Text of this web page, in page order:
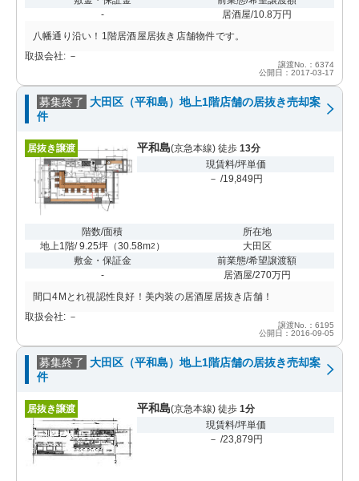
-
居酒屋/10.8万円
八幡通り沿い！1階居酒屋居抜き店舗物件です。
取扱会社: －
譲渡No.：6374
公開日：2017-03-17
募集終了
大田区（平和島）地上1階店舗の居抜き売却案
件
居抜き譲渡 平和島(京急本線) 徒歩 13分
現賃料/坪単価
－ /19,849円
階数/面積
地上1階/ 9.25坪（30.58m2 ）
所在地
大田区
敷金・保証金
-
前業態/希望譲渡額
居酒屋/270万円
間口4Mとれ視認性良好！美内装の居酒屋居抜き店舗！
取扱会社: －
譲渡No.：6195
公開日：2016-09-05
募集終了
大田区（平和島）地上1階店舗の居抜き売却案
件
居抜き譲渡 平和島(京急本線) 徒歩 1分
現賃料/坪単価
－ /23,879円